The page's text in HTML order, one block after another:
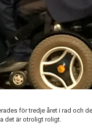
för tredje året i rad och
det är otroligt roligt.